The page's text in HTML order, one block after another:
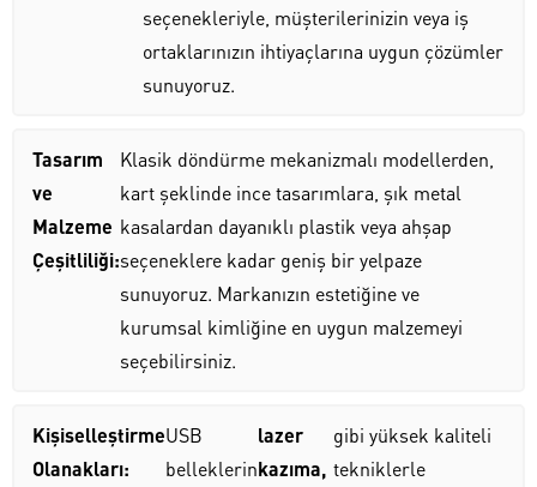
seçenekleriyle, müşterilerinizin veya iş
ortaklarınızın ihtiyaçlarına uygun çözümler
sunuyoruz.
Tasarım
ve
Malzeme
Çeşitliliği:
Klasik döndürme mekanizmalı modellerden,
kart şeklinde ince tasarımlara, şık metal
kasalardan dayanıklı plastik veya ahşap
seçeneklere kadar geniş bir yelpaze
sunuyoruz. Markanızın estetiğine ve
kurumsal kimliğine en uygun malzemeyi
seçebilirsiniz.
Kişiselleştirme
Olanakları:
USB
belleklerin
lazer
kazıma,
gibi yüksek kaliteli
tekniklerle